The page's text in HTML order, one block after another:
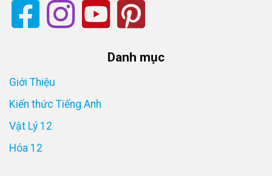
Danh mục
Giới Thiệu
Kiến thức Tiếng Anh
Vật Lý 12
Hóa 12